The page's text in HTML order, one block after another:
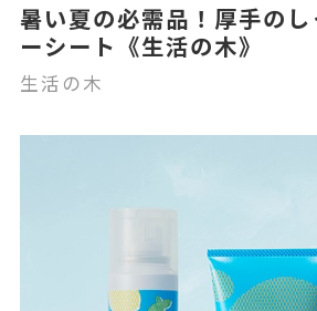
暑い夏の必需品！厚手のし
ーシート《生活の木》
生活の木